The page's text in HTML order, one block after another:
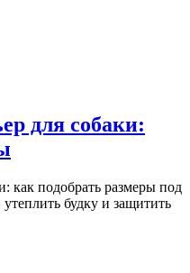
для собаки:
как подобрать размеры под
будку и защитить